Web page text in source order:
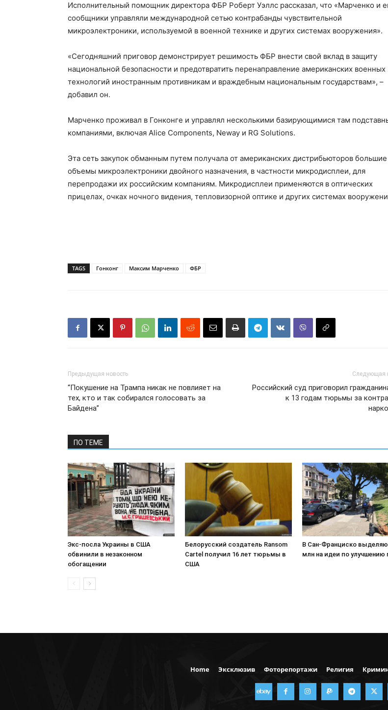
Исполнительный помощник директора ФБР Роберт Уэллс рассказал, что «Марченко и
сообщники управляли международной сетью контрабанды чувствительной
микроэлектроники, используемой в военной технике и других системах вооружения».
«Сегодняшний приговор демонстрирует решимость ФБР внести свой вклад в защиту
национальной безопасности и предотвратить перенаправление американских военных
технологий иностранным противникам и враждебным национальным государствам», –
добавил он.
Марченко проживал в Гонконге и управлял несколькими базирующимися там
компаниями, включая Alice Components, Neway и RG Solutions.
Эта сеть закупок обманным путем получала от американских дистрибьюторов большие
объемы микроэлектроники двойного назначения, в частности микродисплеи, для
перепродажи их российским компаниям. Микродисплеи применяются в оптических
прицелах, очках ночного видения, тепловизорной оптике и других системах
TAGS Гонконг Максим Марченко ФБР
Предыдущая новость
“Покушение на Трампа никак не повлияет на
тех, кто и так собирался голосовать за
Байдена”
Следующая
Российский суд приговорил
к 13 годам тюрьмы за
ПО ТЕМЕ
Экс-посла Украины в США
обвинили в незаконном
обогащении
Белорусский создатель Ransom
Cartel получил 16 лет тюрьмы в
США
В Сан-Франциско
млн на идеи по улучшению
Home Эксклюзив Фоторепортажи Религия